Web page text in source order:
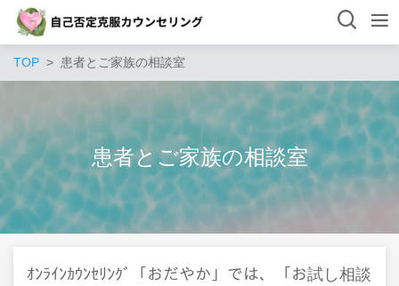
TOP 患者とご家族の相談室
患者とご家族の相談室
ｵﾝﾗｲﾝｶｳﾝｾﾘﾝｸﾞ「おだやか」では、「お試し相談